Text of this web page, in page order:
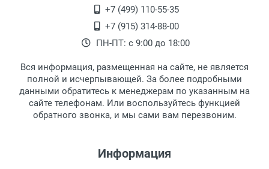
Ширина мостика:
Степень защиты:
Тип оправы:
Материал линзы:
Материал оправы:
Материал дужки:
Цвет линзы:
Самовывоз.
Оплата товара производится
наличными непосредственно на пункте
выдачи товара.
Перечисление средств на расчетный счет.
второй этаж, тел. +7 (499) 110-55-35.
После того, как заказ поступает в пункт
выдачи, наш менеджер связывается с
клиентом и оповещает о поступлении
Для получения товара при себе
обязательно иметь паспорт.
Заказ необходимо забрать в течение 3
рабочих дней с момента поступления на
дополнительных расходов за хранение
+7 (499) 110-55-35
+7 (915) 314-88-00
ПН-ПТ: с 9:00 до 18:00
Вся информация, размещенная на сайте, не является
полной и исчерпывающей. За более подробными
данными обратитесь к менеджерам по указанным на
сайте телефонам. Или воспользуйтесь функцией
обратного звонка, и мы сами вам перезвоним.
Информация